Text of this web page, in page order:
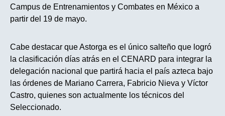
Campus de Entrenamientos y Combates en México a
partir del 19 de mayo.
Cabe destacar que Astorga es el único salteño que logró
la clasificación días atrás en el CENARD para integrar la
delegación nacional que partirá hacia el país azteca bajo
las órdenes de Mariano Carrera, Fabricio Nieva y Víctor
Castro, quienes son actualmente los técnicos del
Seleccionado.